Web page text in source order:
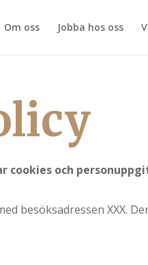
Om oss Jobba hos oss
cookies och
besöksadressen XXX.